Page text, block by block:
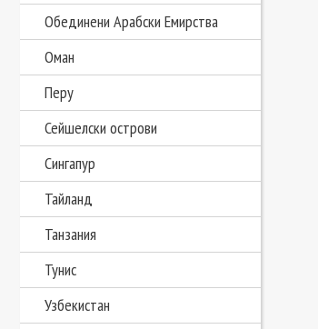
Обединени Арабски Емирства
Оман
Перу
Сейшелски острови
Сингапур
Тайланд
Танзания
Тунис
Узбекистан